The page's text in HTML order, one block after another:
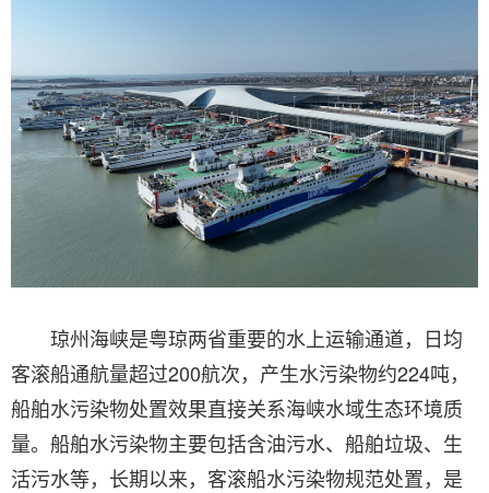
琼州海峡是粤琼两省重要的水上运输通道，日均
客滚船通航量超过200航次，产生水污染物约224吨，
船舶水污染物处置效果直接关系海峡水域生态环境质
量。船舶水污染物主要包括含油污水、船舶垃圾、生
活污水等，长期以来，客滚船水污染物规范处置，是